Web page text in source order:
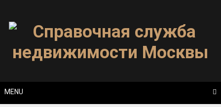
content
MENU